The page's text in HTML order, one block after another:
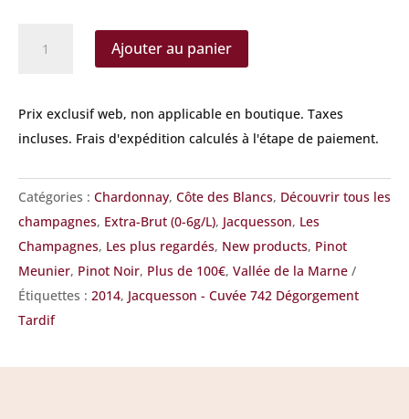
-
Cuvée
Dégorgement
Tardif
Ajouter au panier
Prix exclusif web, non applicable en boutique. Taxes
incluses. Frais d'expédition calculés à l'étape de paiement.
Catégories : Chardonnay, Côte des Blancs, Découvrir tous les
champagnes, Extra-Brut (0-6g/L), Jacquesson, Les
Champagnes, Les plus regardés, New products, Pinot
Meunier, Pinot Noir, Plus de 100€, Vallée de la Marne
Étiquettes : 2014, Jacquesson - Cuvée 742 Dégorgement
Tardif